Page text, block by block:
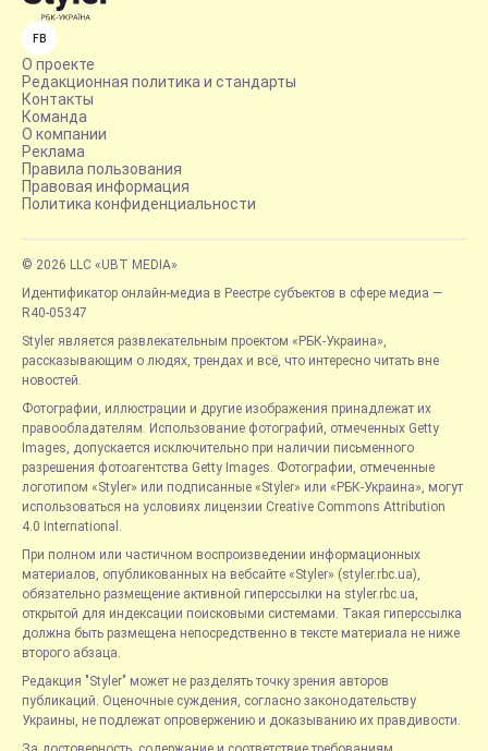
FB
О проекте
Редакционная политика и стандарты
Контакты
Команда
О компании
Реклама
Правила пользования
Правовая информация
Политика конфиденциальности
© 2026 LLC «UBT MEDIA»
Идентификатор онлайн-медиа в Реестре субъектов в сфере медиа —
R40-05347
Styler является развлекательным проектом «РБК-Украина»,
рассказывающим о людях, трендах и всё, что интересно читать вне
новостей.
Фотографии, иллюстрации и другие изображения принадлежат их
правообладателям. Использование фотографий, отмеченных Getty
Images, допускается исключительно при наличии письменного
разрешения фотоагентства Getty Images. Фотографии, отмеченные
логотипом «Styler» или подписанные «Styler» или «РБК-Украина», могут
использоваться на условиях лицензии Creative Commons Attribution
4.0 International.
При полном или частичном воспроизведении информационных
материалов, опубликованных на вебсайте «Styler» (styler.rbc.ua),
обязательно размещение активной гиперссылки на styler.rbc.ua,
открытой для индексации поисковыми системами. Такая гиперссылка
должна быть размещена непосредственно в тексте материала не ниже
второго абзаца.
Редакция "Styler" может не разделять точку зрения авторов
публикаций. Оценочные суждения, согласно законодательству
Украины, не подлежат опровержению и доказыванию их правдивости.